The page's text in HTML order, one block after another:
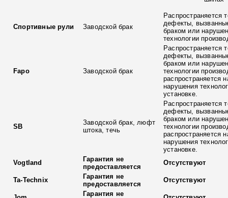
Спортивные рули Заводской брак
Распространяется
дефекты,
браком или
технологии
Fapo Заводской брак
Распространяется
дефекты,
браком или
технологии
распространяется
нарушения
установке.
SB
Заводской брак, люфт
штока, течь
Распространяется
дефекты,
браком или
технологии
распространяется
нарушения
установке.
Vogtland
Гарантия не
предоставляется
Отсутствуют
Ta-Technix
Гарантия не
предоставляется
Отсутствуют
Гарантия не